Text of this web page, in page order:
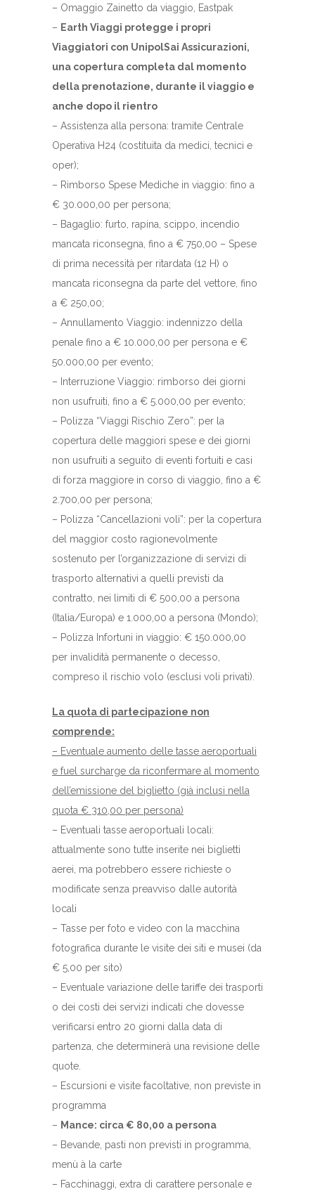
– Omaggio Zainetto da viaggio, Eastpak
– Earth Viaggi protegge i propri
Viaggiatori con UnipolSai Assicurazioni,
una copertura completa dal momento
della prenotazione, durante il viaggio e
anche dopo il rientro
– Assistenza alla persona: tramite Centrale
Operativa H24 (costituita da medici, tecnici e
oper);
– Rimborso Spese Mediche in viaggio: fino a
€ 30.000,00 per persona;
– Bagaglio: furto, rapina, scippo, incendio
mancata riconsegna, fino a € 750,00 – Spese
di prima necessità per ritardata (12 H) o
mancata riconsegna da parte del vettore, fino
a € 250,00;
– Annullamento Viaggio: indennizzo della
penale fino a € 10.000,00 per persona e €
50.000,00 per evento;
– Interruzione Viaggio: rimborso dei giorni
non usufruiti, fino a € 5.000,00 per evento;
– Polizza “Viaggi Rischio Zero”: per la
copertura delle maggiori spese e dei giorni
non usufruiti a seguito di eventi fortuiti e casi
di forza maggiore in corso di viaggio, fino a €
2.700,00 per persona;
– Polizza “Cancellazioni voli”: per la copertura
del maggior costo ragionevolmente
sostenuto per l’organizzazione di servizi di
trasporto alternativi a quelli previsti da
contratto, nei limiti di € 500,00 a persona
(Italia/Europa) e 1.000,00 a persona (Mondo);
– Polizza Infortuni in viaggio: € 150.000,00
per invalidità permanente o decesso,
compreso il rischio volo (esclusi voli privati).
La quota di partecipazione non
comprende:
– Eventuale aumento delle tasse aeroportuali
e fuel surcharge da riconfermare al momento
dell’emissione del biglietto (già inclusi nella
quota € 310,00 per persona)
– Eventuali tasse aeroportuali locali:
attualmente sono tutte inserite nei biglietti
aerei, ma potrebbero essere richieste o
modificate senza preavviso dalle autorità
locali
– Tasse per foto e video con la macchina
fotografica durante le visite dei siti e musei (da
€ 5,00 per sito)
– Eventuale variazione delle tariffe dei trasporti
o dei costi dei servizi indicati che dovesse
verificarsi entro 20 giorni dalla data di
partenza, che determinerà una revisione delle
quote.
– Escursioni e visite facoltative, non previste in
programma
– Mance: circa € 80,00 a persona
– Bevande, pasti non previsti in programma,
menù à la carte
– Facchinaggi, extra di carattere personale e